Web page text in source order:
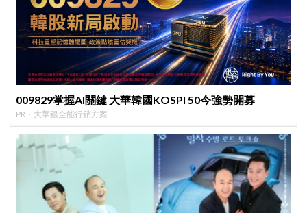
009829掌握AI關鍵 大華韓國KOSPI 50今強勢開募
PR・大華銀全能行銷方案